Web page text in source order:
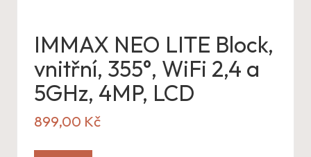
IMMAX NEO LITE Block,
vnitřní, 355°, WiFi 2,4 a
5GHz, 4MP, LCD
899,00 Kč